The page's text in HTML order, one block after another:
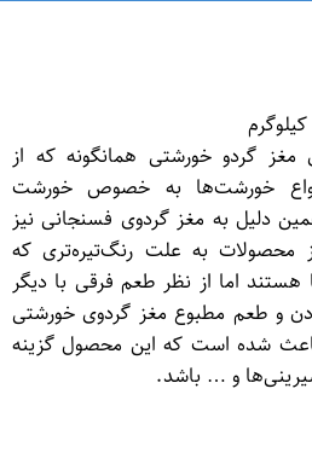
گردو خورشتی همانگونه که از
خورشت‌ها به خصوص خورشت
دلیل به مغز گردوی فسنجانی نیز
به علت رنگ‌تیره‌تری که
هستند اما از نظر طعم فرقی با دیگر
و طعم مطبوع مغز گردوی خورشتی
شده است که این محصول گزینه
و … باشد.